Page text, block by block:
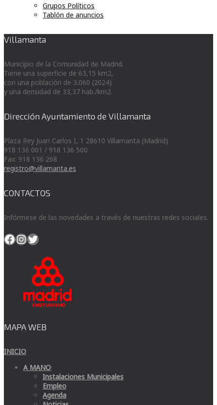
Grupos Políticos
Tablón de anuncios
Villamanta
Municipio de la Comunidad de Madrid.
Tiene una superficie de 63,15 km2,
con una población de 3.060 (2024)
y una densidad de 33,37 hab./km2.
Dirección Ayuntamiento de Villamanta
Plaza Rey Juan Carlos I, 1 28610 Villamanta (Madrid)
918 136 001 / 918 136 500
Fax: 918 136 268
registro@villamanta.es
CONTACTOS
Infórmese de las novedades a través de nuestras redes sociales.
Facebook
Instagram
Twitter
MAPA WEB
INICIO
A MANO:
Instalaciones Municipales
Empleo
Agenda